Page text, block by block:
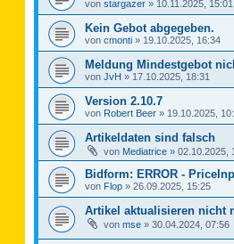
von stargazer » 10.11.2025, 15:01
Kein Gebot abgegeben.
von cmonti » 19.10.2025, 16:34
Meldung Mindestgebot
von JvH » 17.10.2025, 18:31
Version 2.10.7
von Robert Beer » 19.10.2025,
Artikeldaten sind falsch
von Mediatrice » 02.10.2025,
Bidform: ERROR -
von Flop » 26.09.2025, 15:25
Artikel aktualisieren nicht
von mse » 30.04.2024, 07:56